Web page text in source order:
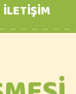
İLETIŞIM